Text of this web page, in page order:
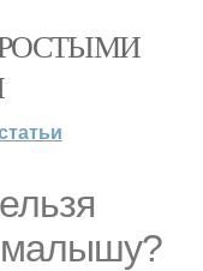
малышу?